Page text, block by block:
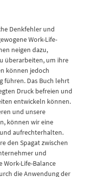
Denkfehler und
Work-Life-
neigen dazu,
überarbeiten, um ihre
können jedoch
führen. Das Buch lehrt
Druck befreien und
entwickeln können.
und unsere
können wir eine
aufrechterhalten.
den Spagat zwischen
und
Work-Life-Balance
die Anwendung der